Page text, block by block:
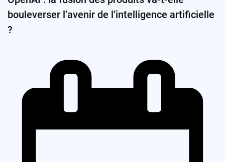
bouleverser l’avenir de l’intelligence artificielle
?